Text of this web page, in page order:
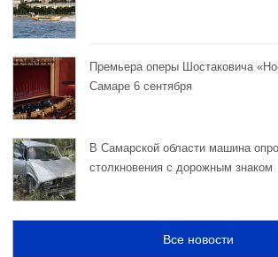
Премьера оперы Шостаковича
Самаре 6 сентября
В Самарской области машина
столкновения с дорожным знаком
Все новости